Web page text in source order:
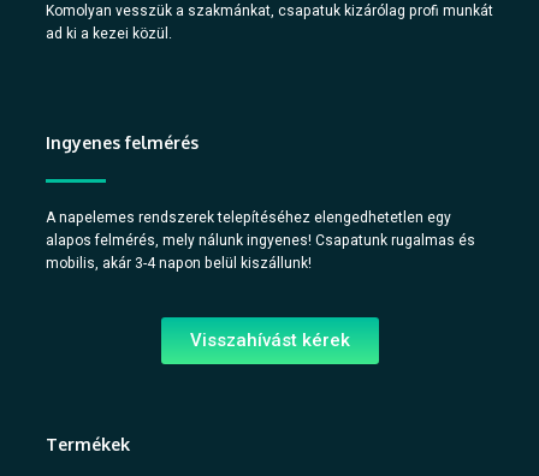
Komolyan vesszük a szakmánkat, csapatuk kizárólag profi munkát
ad ki a kezei közül.
Ingyenes felmérés
A napelemes rendszerek telepítéséhez elengedhetetlen egy
alapos felmérés, mely nálunk ingyenes! Csapatunk rugalmas és
mobilis, akár 3-4 napon belül kiszállunk!
Visszahívást kérek
Termékek